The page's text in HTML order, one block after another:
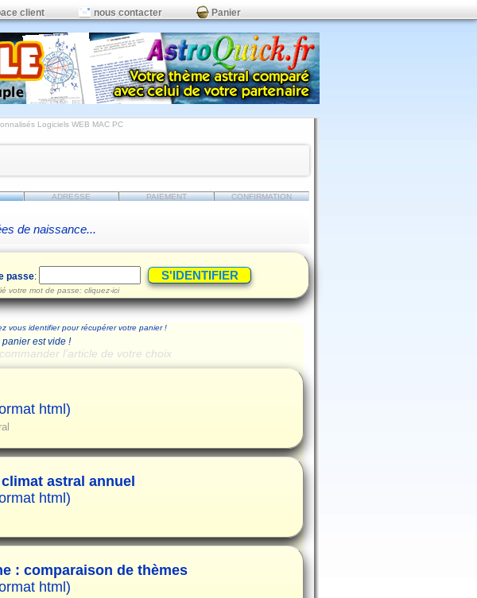
client nous contacter Panier
Logiciels WEB MAC PC
ADRESSE PAIEMENT CONFIRMATION
de naissance...
passe:
votre mot de passe: cliquez-ici
vous identifier pour récupérer votre panier !
panier est vide !
l'article de votre choix
html)
astral annuel
html)
: comparaison de thèmes
html)